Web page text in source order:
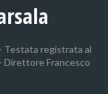
Testata registrata al
Direttore Francesco